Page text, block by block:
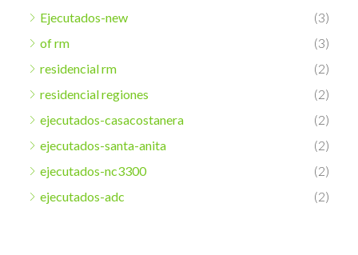
Ejecutados-new
(3)
of rm
(3)
residencial rm
(2)
residencial regiones
(2)
ejecutados-casacostanera
(2)
ejecutados-santa-anita
(2)
ejecutados-nc3300
(2)
ejecutados-adc
(2)